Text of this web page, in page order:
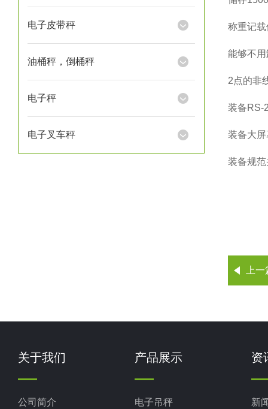
电子皮带秤
油桶秤，倒桶秤
电子秤
电子叉车秤
称重记
能够不
2点的非
装备RS-
装备大
装备规
上
关于我们
公司简介
产品展示
电子吊秤
资
新